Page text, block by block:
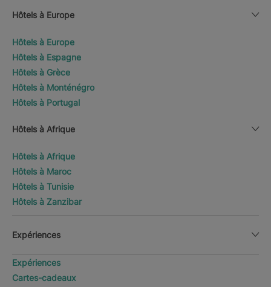
Hôtels à Europe
Hôtels à Europe
Hôtels à Espagne
Hôtels à Grèce
Hôtels à Monténégro
Hôtels à Portugal
Hôtels à Afrique
Hôtels à Afrique
Hôtels à Maroc
Hôtels à Tunisie
Hôtels à Zanzibar
Expériences
Expériences
Cartes-cadeaux